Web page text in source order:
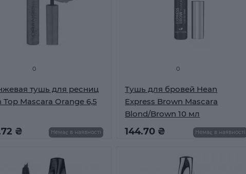
0
тушь для ресниц
Top Mascara Orange 6,5
₴ Немає в наявності
0
Тушь для бровей Hean
Express Brown Mascara
Blond/Brown 10 мл
144.70 ₴ Немає в наявності